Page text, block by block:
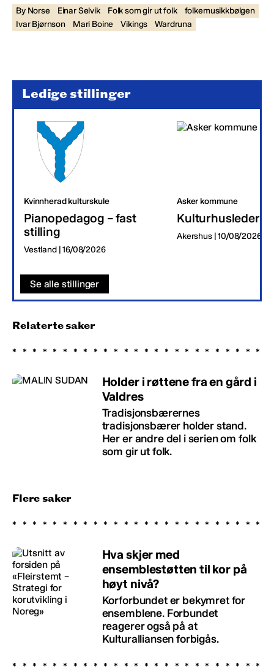
By Norse Einar Selvik Folk som gir ut folk
folkemusikkbølgen
Ivar Bjørnson
Mari Boine Vikings Wardruna
Ledige stillinger
Kvinnherad kulturskule
Pianopedagog – fast
stilling
Vestland | 16/08/2026
Asker kommune
Kulturhusleder
Akershus | 10/08/2026
Se alle stillinger
Relaterte saker
Holder i røttene fra en gård i
Valdres
Tradisjonsbærernes
tradisjonsbærer holder stand.
Her er andre del i serien om folk
som gir ut folk.
Flere saker
Hva skjer med
ensemblestøtten til kor på
høyt nivå?
Korforbundet er bekymret for
ensemblene. Forbundet
reagerer også på at
Kulturalliansen forbigås.